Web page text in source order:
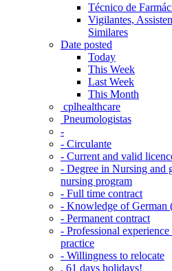
Técnico de
Vigilantes,
Similares
Date posted
Today
This Week
Last Week
This Month
‎ cplhealthcare‬
Pneumologistas
-
- Circulante
- Current and valid
- Degree in Nursing and
nursing program
- Full time contract
- Knowledge of German
- Permanent contract
- Professional
practice
- Willingness to relocate
. 61 days holidays!